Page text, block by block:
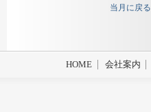
当月に戻る
HOME 会社案内